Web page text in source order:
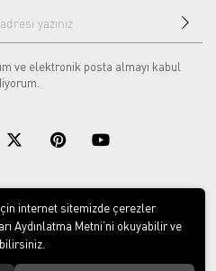
ve elektronik posta almayı kabul
on the
Store
Download on
Google play
internet sitemizde çerezler
Aydınlatma Metni’ni okuyabilir ve